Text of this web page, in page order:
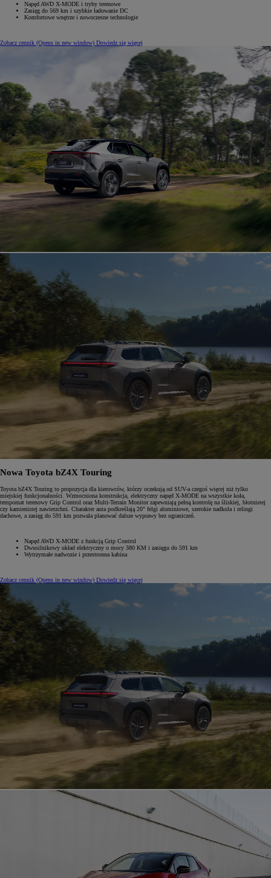
Napęd AWD X-MODE i tryby terenowe
Zasięg do 569 km i szybkie ładowanie DC
Komfortowe wnętrze i nowoczesne technologie
Zobacz cennik (Opens in new window) Dowiedz się więcej
Nowa Toyota bZ4X Touring
Toyota bZ4X Touring to propozycja dla kierowców, którzy oczekują od SUV-a czegoś więcej niż tylko
miejskiej funkcjonalności. Wzmocniona konstrukcja, elektryczny napęd X-MODE na wszystkie koła,
tempomat terenowy Grip Control oraz Multi-Terrain Monitor zapewniają pełną kontrolę na śliskiej, błotnistej
czy kamienistej nawierzchni. Charakter auta podkreślają 20" felgi aluminiowe, szerokie nadkola i relingi
dachowe, a zasięg do 591 km pozwala planować dalsze wyprawy bez ograniczeń.
Napęd AWD X-MODE z funkcją Grip Control
Dwusilnikowy układ elektryczny o mocy 380 KM i zasięgu do 591 km
Wytrzymałe nadwozie i przestronna kabina
Zobacz cennik (Opens in new window) Dowiedz się więcej